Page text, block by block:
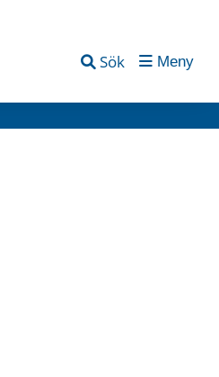
Sök Meny